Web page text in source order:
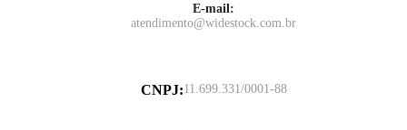
E-mail:
atendimento@widestock.com.br
CNPJ:11.699.331/0001-88